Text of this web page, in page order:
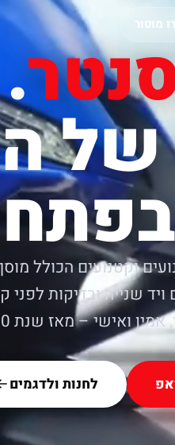
מוטור
.
וקטנועים הכולל
שנייה ובדיקות לפני
ואישי – מאז שנת 2000.
לחנות ולדגמים